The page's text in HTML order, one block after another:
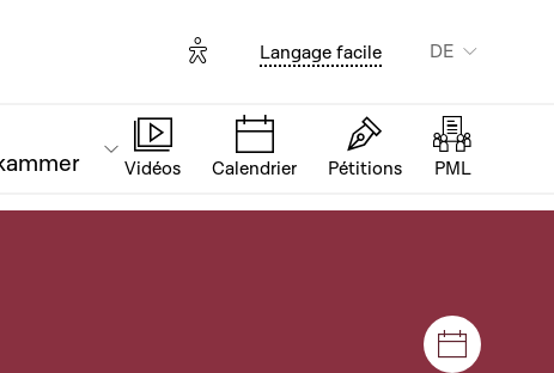
Options d'accessibilité
Langage facile DE
Vidéos Calendrier Pétitions PML
Plenar-